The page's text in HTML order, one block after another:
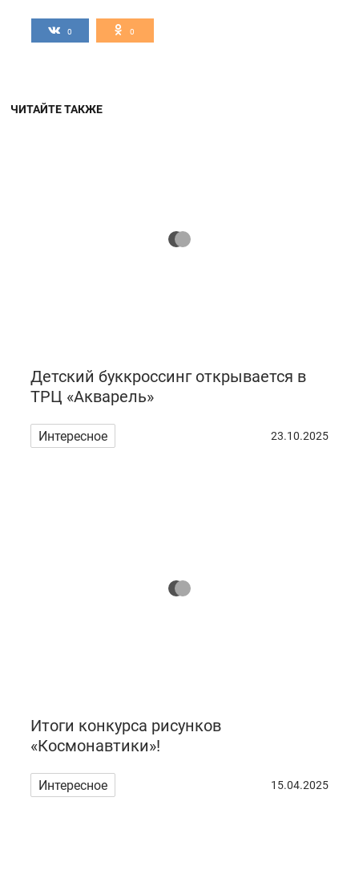
0 0
ЧИТАЙТЕ ТАКЖЕ
Детский буккроссинг открывается в
ТРЦ «Акварель»
Интересное 23.10.2025
Итоги конкурса рисунков
«Космонавтики»!
Интересное 15.04.2025